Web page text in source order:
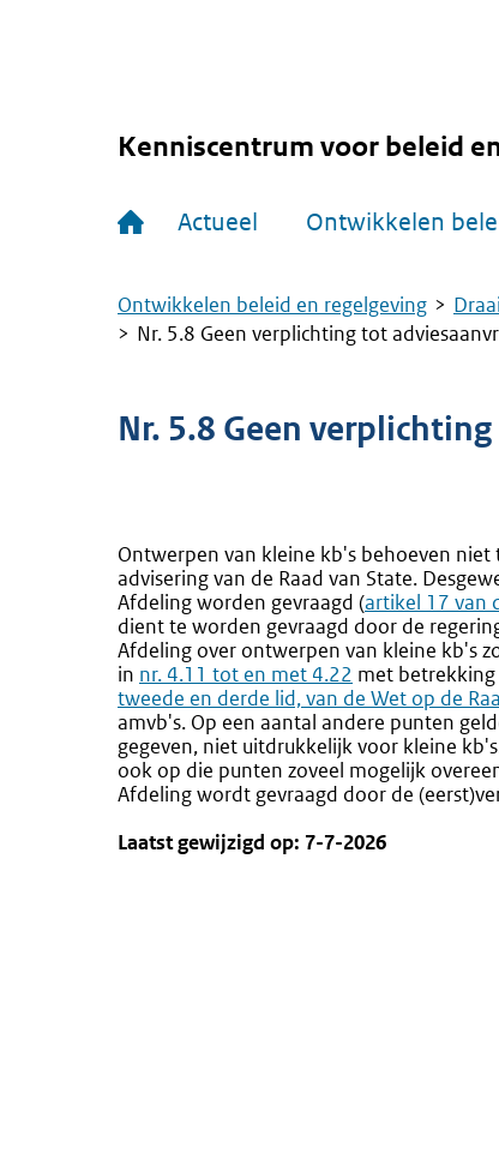
Kenniscentrum voor beleid
Actueel Ontwikkelen
Kruimelpad
Ontwikkelen beleid en regelgeving
Nr. 5.8 Geen verplichting tot
Nr. 5.8 Geen
Ontwerpen van kleine kb's behoeven
advisering van de Raad van State.
Afdeling worden gevraagd (Externe
link:
artikel 17 van
dient te worden gevraagd door de
Afdeling over ontwerpen van kleine kb's
in nr. 4.11 tot en met 4.22 met
tweede en derde lid, van de Wet op de
amvb's. Op een aantal andere punten
gegeven, niet uitdrukkelijk voor kleine
ook op die punten zoveel mogelijk
Afdeling wordt gevraagd door de
Laatst gewijzigd op: 7-7-2026